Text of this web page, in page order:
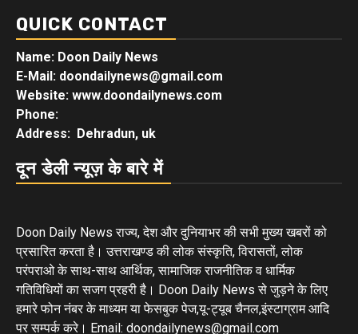
QUICK CONTACT
Name: Doon Daily News
E-Mail: doondailynews@gmail.com
Website: www.doondailynews.com
Phone:
Address: Dehradun, uk
दून डेली न्यूज़ के बारे में
Doon Daily News राज्य, देश और दुनियाभर की सभी मुख्य खबरों को
प्रसारित करता है। उत्तराखण्ड की लोक संस्कृति, विरासतों, लोक
परंपराओ के साथ-साथ आर्थिक, सामाजिक राजनीतिक व धार्मिक
गतिविधियों का सजग प्रहरी है। Doon Daily News से जुड़ने के लिए
हमारे फोन नंबर के माध्यम या फेसबुक पेज,यू-ट्यूब चैनल,इंस्टाग्राम आदि
पर सम्पर्क करे। Email: doondailynews@gmail.com